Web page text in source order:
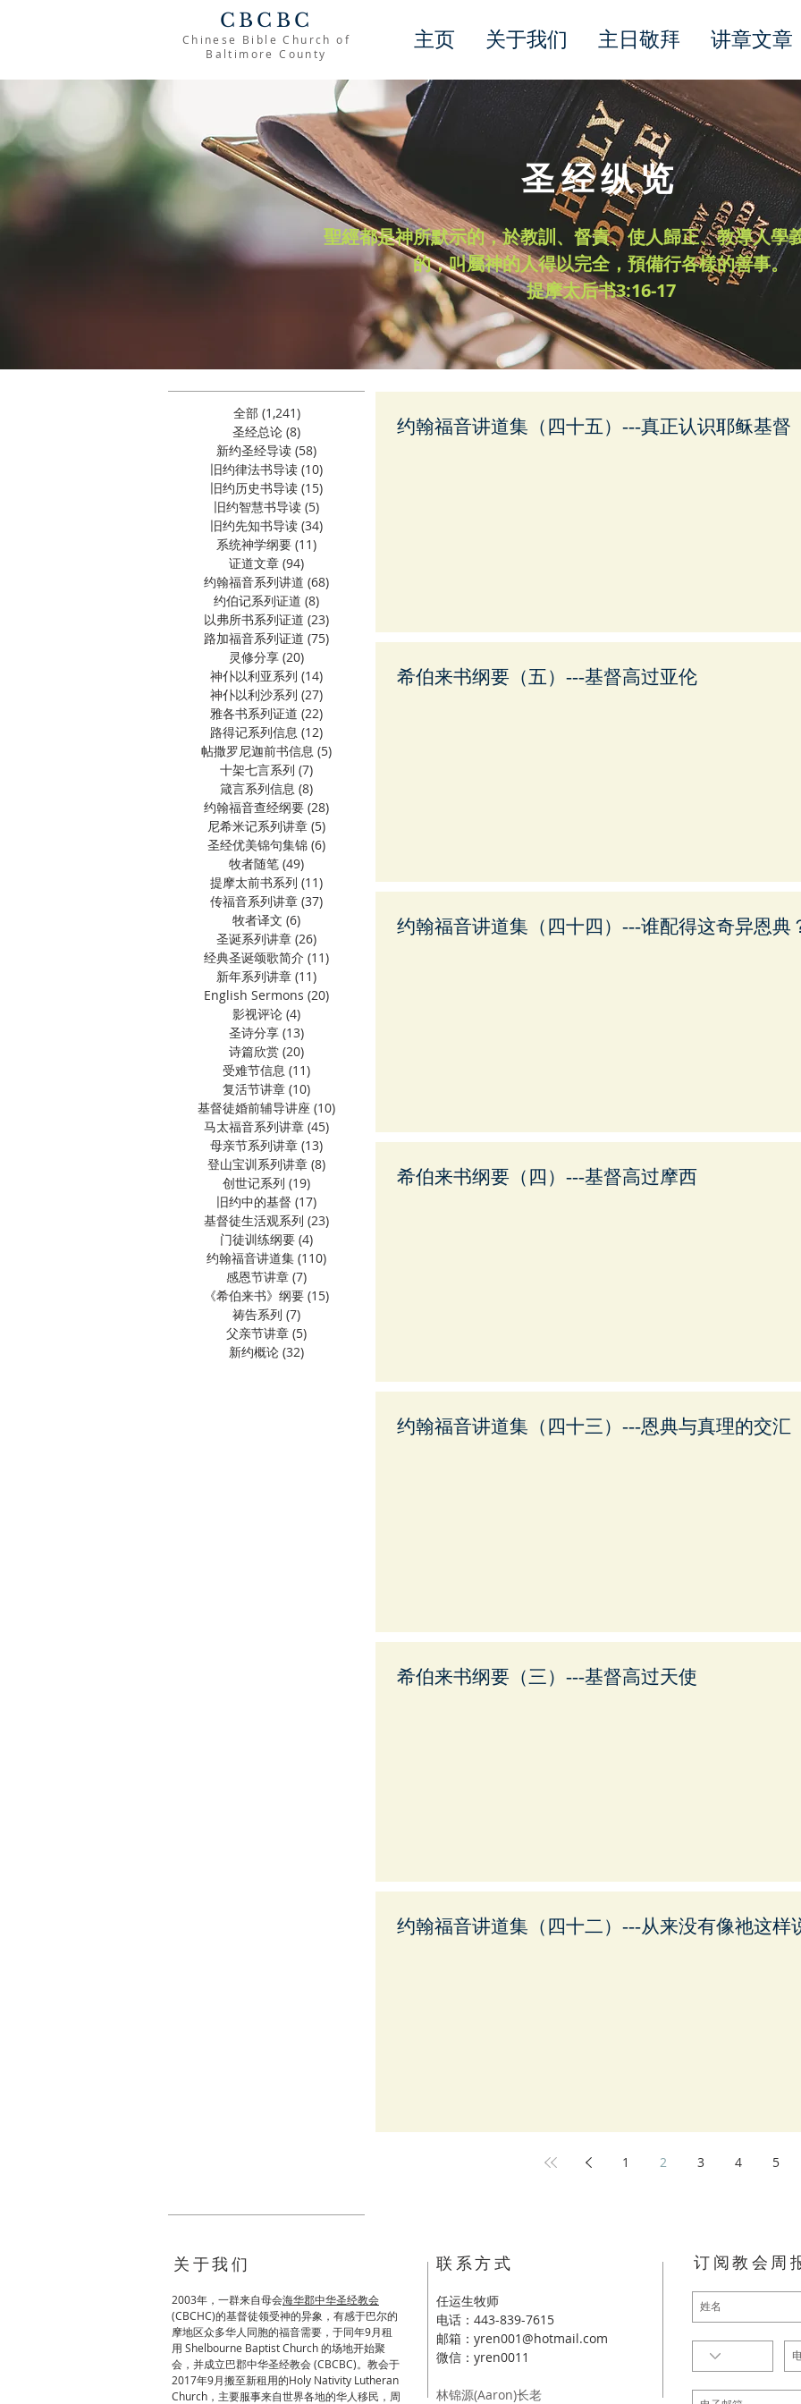
CBCBC
Chinese Bible Church of
Baltimore County
主页 关于我们 主日敬拜 讲章文章
圣经纵览
聖經都是神所默示的，於教訓、督責、使人歸正、教導人學
的，叫屬神的人得以完全，預備行各樣的善事。
​提摩太后书3:16-17
全部 (1,241)1,241 篇文章
圣经总论 (8)
新约圣经导读 (58)
旧约律法书导读 (10)
旧约历史书导读 (15)
旧约智慧书导读 (5)
旧约先知书导读 (34)
系统神学纲要 (11)
证道文章 (94)
约翰福音系列讲道 (68)
约伯记系列证道 (8)
以弗所书系列证道 (23)
路加福音系列证道 (75) 75 篇文章
灵修分享 (20)
神仆以利亚系列 (14)
神仆以利沙系列 (27)
雅各书系列证道 (22)
路得记系列信息 (12)
帖撒罗尼迦前书信息 (5)
十架七言系列 (7)
箴言系列信息 (8)
约翰福音查经纲要 (28)
尼希米记系列讲章 (5)
圣经优美锦句集锦 (6)
牧者随笔 (49)
提摩太前书系列 (11) 11 篇文章
传福音系列讲章 (37)
牧者译文 (6)
圣诞系列讲章 (26)
经典圣诞颂歌简介 (11)
新年系列讲章 (11)
English Sermons (20)
影视评论 (4)
圣诗分享 (13)
诗篇欣赏 (20)
受难节信息 (11)
复活节讲章 (10)
基督徒婚前辅导讲座 (10)
马太福音系列讲章 (45)
母亲节系列讲章 (13) 13 篇文章
登山宝训系列讲章 (8)
创世记系列 (19)
旧约中的基督 (17)
基督徒生活观系列 (23)
门徒训练纲要 (4)
约翰福音讲道集 (110)
感恩节讲章 (7)
《希伯来书》纲要 (15)
祷告系列 (7)
父亲节讲章 (5)
新约概论 (32)
约翰福音讲道集（四十五）---真正认识耶稣基督
希伯来书纲要（五）---基督高过亚伦
约翰福音讲道集（四十四）---谁配得这奇异恩典
希伯来书纲要（四）---基督高过摩西
约翰福音讲道集（四十三）---恩典与真理的交汇
希伯来书纲要（三）---基督高过天使
约翰福音讲道集（四十二）---从来没有像祂这样
1 2 3 4 5
关于我们
2003年，一群来自母会海华郡中华圣经教会
(CBCHC)的基督徒领受神的异象，有感于巴尔的
摩地区众多华人同胞的福音需要，于同年9月租
用 Shelbourne Baptist Church 的场地开始聚
会，并成立巴郡中华圣经教会 (CBCBC)。教会于
2017年9月搬至新租用的Holy Nativity Lutheran
Church，主要服事来自世界各地的华人移民，周
​联系方式
任运生牧师
电话：443-839-7615
邮箱： yren001@hotmail.com
​微信：yren0011
林锦源(Aaron)长老
订阅教会周